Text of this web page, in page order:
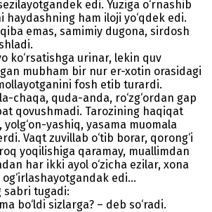
edi. Yuziga o‘rnashib
haydashning ham iloji yo‘qdek edi.
emas, samimiy dugona, sirdosh
ko‘rsatishga urinar, lekin quv
mubham bir nur er-xotin orasidagi
fosh etib turardi.
chaqa, quda-anda, ro‘zg‘ordan gap
qovushmadi. Tarozining haqiqat
yolg‘on-yashiq, yasama muomala
Vaqt zuvillab o‘tib borar, qorong‘i
yoqilishiga qaramay, muallimdan
har ikki ayol o‘zicha ezilar, xona
edi…
sabri tugadi:
bo‘ldi sizlarga? – deb so‘radi.